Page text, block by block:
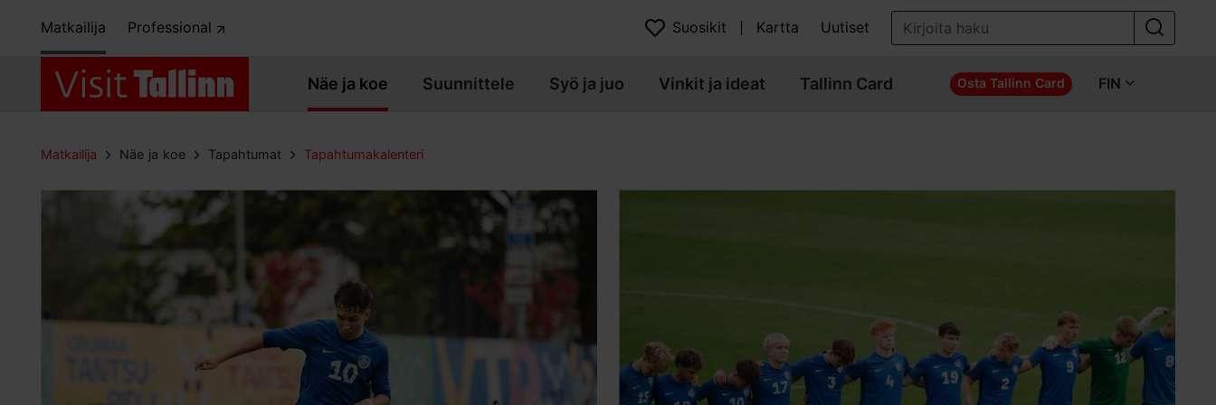
Matkailija Professional Suosikit Kartta Uutiset
Näe ja koe Suunnittele Syö ja juo Vinkit ja ideat Tallinn Card Osta Tallinn Card FIN
Matkailija Näe ja koe Tapahtumat Tapahtumakalenteri